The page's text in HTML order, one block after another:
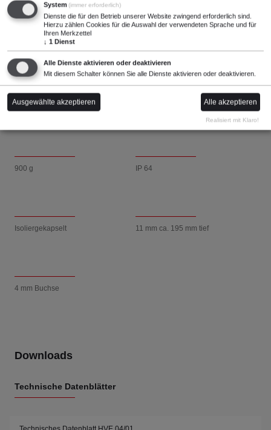
5 MOhm +/- 15% -
240 mm
900 g IP 64
Isoliergekapselt 11 mm ca. 195 mm tief
4 mm Buchse
Downloads
Technische Datenblätter
System(immer erforderlich)
Dienste die für den Betrieb unserer Website zwingend erforderlich sind.
Hierzu zählen Cookies für die Auswahl der verwendeten Sprache und für
Ihren Merkzettel
↓ 1 Dienst
Alle Dienste aktivieren oder deaktivieren
Mit diesem Schalter können Sie alle Dienste aktivieren oder deaktivieren.
Ausgewählte akzeptieren Alle akzeptieren
Realisiert mit Klaro!